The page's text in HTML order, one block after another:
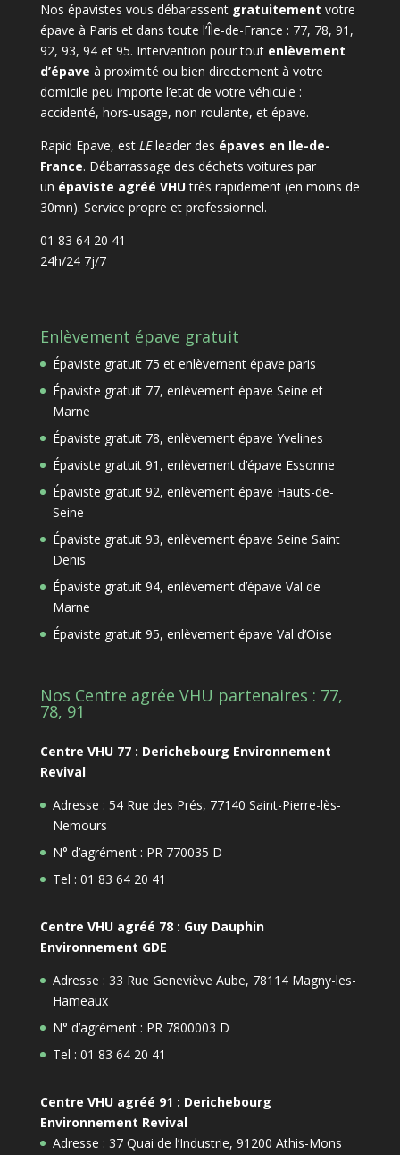
Nos épavistes vous débarassent gratuitement votre
épave à Paris et dans toute l’Île-de-France : 77, 78, 91,
92, 93, 94 et 95. Intervention pour tout enlèvement
d’épave à proximité ou bien directement à votre
domicile peu importe l’etat de votre véhicule :
accidenté, hors-usage, non roulante, et épave.
Rapid Epave, est LEleader des épaves en Ile-de-
France. Débarrassage des déchets voitures par
un épaviste agréé VHUtrès rapidement (en moins de
30mn). Service propre et professionnel.
01 83 64 20 41
24h/24 7j/7
Enlèvement épave gratuit
Épaviste gratuit 75 et enlèvement épave paris
Épaviste gratuit 77, enlèvement épave Seine et
Marne
Épaviste gratuit 78, enlèvement épave Yvelines
Épaviste gratuit 91, enlèvement d’épave Essonne
Épaviste gratuit 92, enlèvement épave Hauts-de-
Seine
Épaviste gratuit 93, enlèvement épave Seine Saint
Denis
Épaviste gratuit 94, enlèvement d’épave Val de
Marne
Épaviste gratuit 95, enlèvement épave Val d’Oise
Nos Centre agrée VHU partenaires : 77,
78, 91
Centre VHU 77 : Derichebourg Environnement
Revival
Adresse : 54 Rue des Prés, 77140 Saint-Pierre-lès-
Nemours
N° d’agrément : PR 770035 D
Tel : 01 83 64 20 41
Centre VHU agréé 78 : Guy Dauphin
Environnement GDE
Adresse : 33 Rue Geneviève Aube, 78114 Magny-les-
Hameaux
N° d’agrément : PR 7800003 D
Tel : 01 83 64 20 41
Centre VHU agréé 91 : Derichebourg
Environnement Revival
Adresse : 37 Quai de l’Industrie, 91200 Athis-Mons